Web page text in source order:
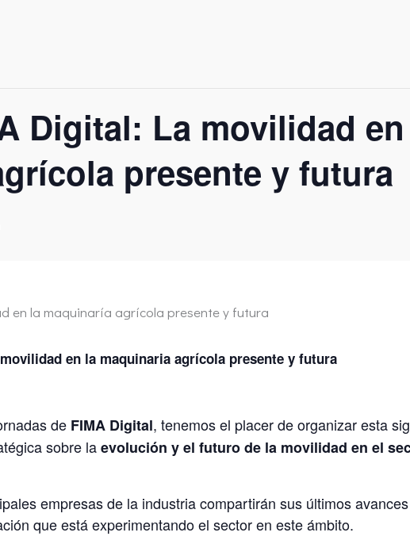
Digital: La movilidad
presente y futura
en la maquinaria agrícola presente y futura
de FIMA Digital, tenemos el placer de organizar esta
sobre laevolución y el futuro de la movilidad en el
empresas de la industria compartirán sus últimos
que está experimentando el sector en este ámbito.